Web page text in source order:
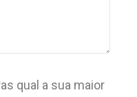
qual a sua maior